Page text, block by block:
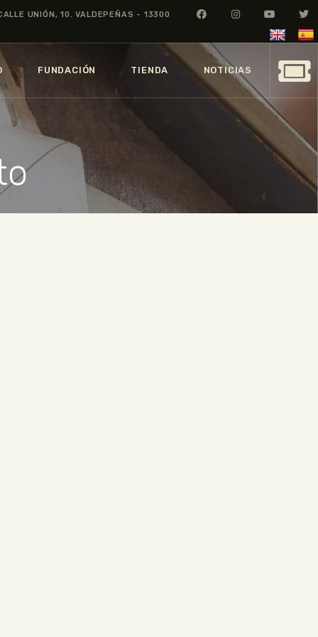
UNIÓN, 10. VALDEPEÑAS - 13300
FUNDACIÓN TIENDA NOTICIAS